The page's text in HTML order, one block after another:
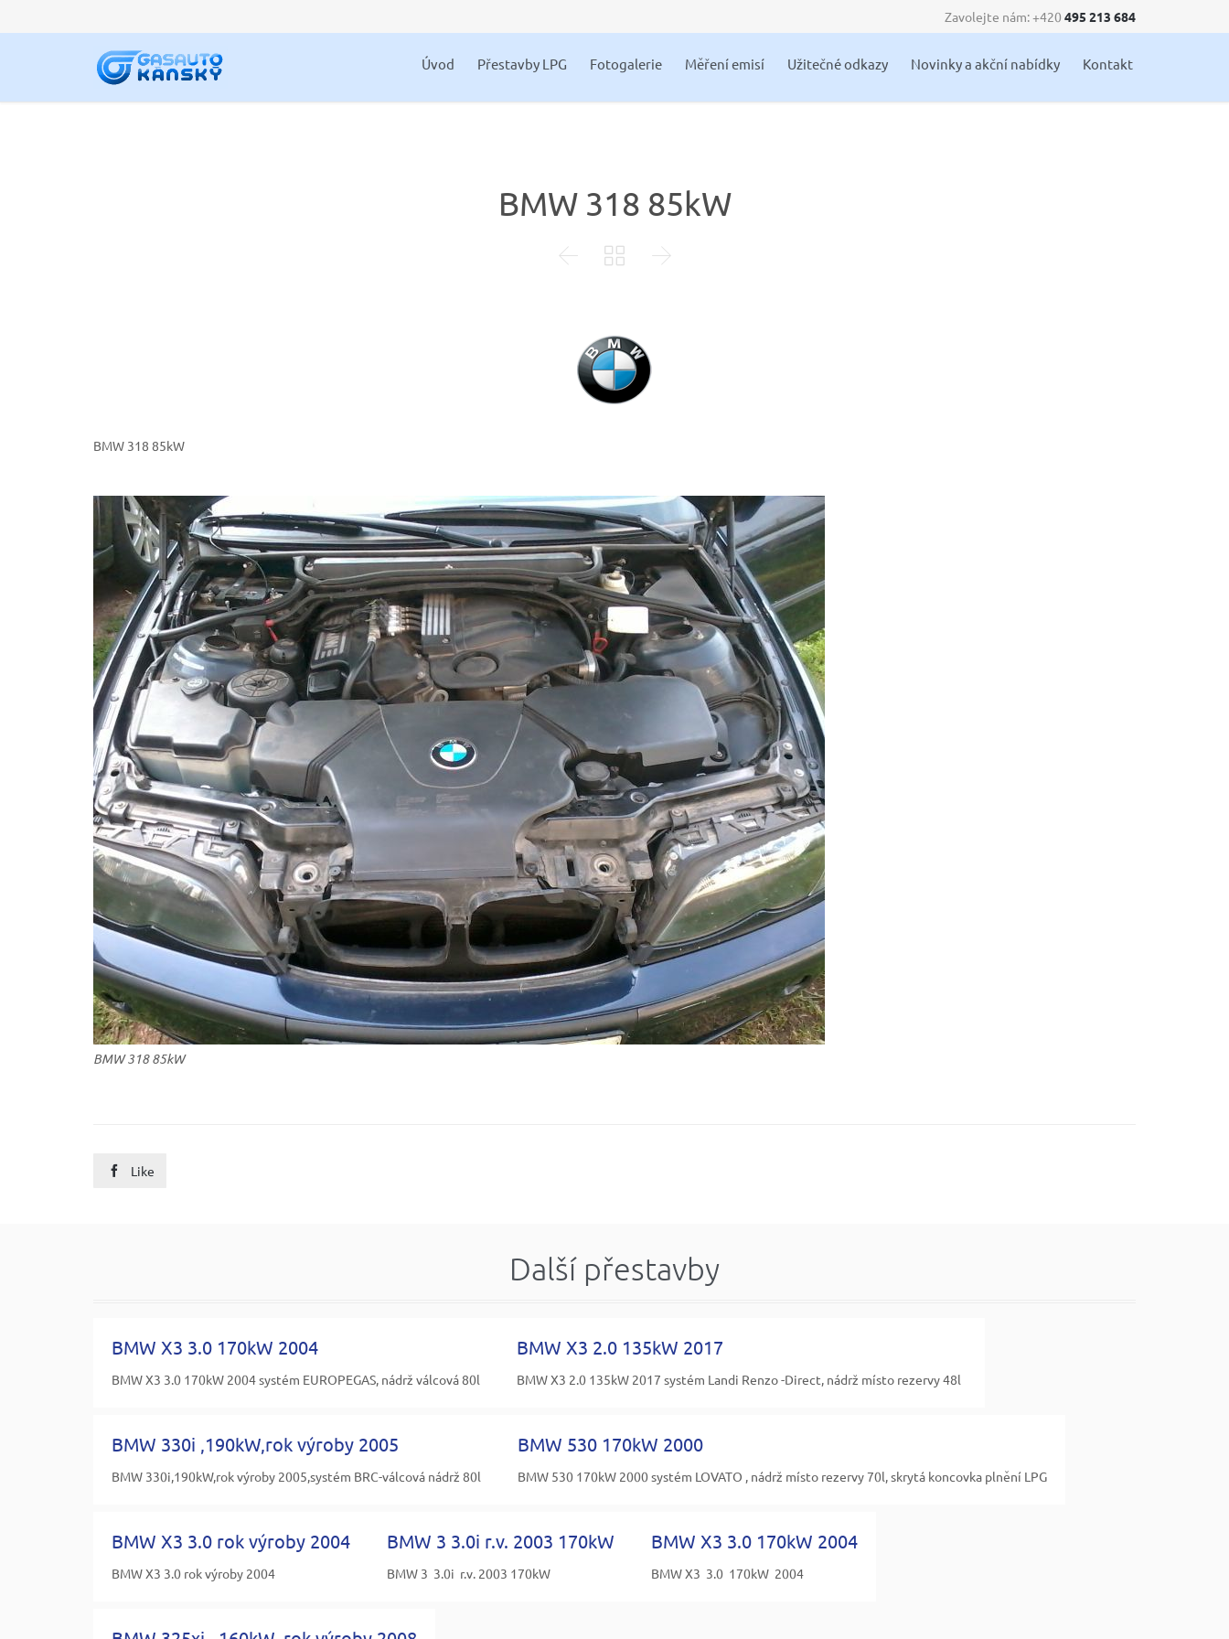
Zavolejte nám: +420 495 213 684
content
Úvod Přestavby LPG Fotogalerie Měření emisí Užitečné odkazy Novinky a akční nabídky Kontakt
BMW 318 85kW
  
BMW 318 85kW
BMW 318 85kW
 Like
Další přestavby
BMW X3 3.0 170kW 2004
BMW X3 3.0 170kW 2004 systém EUROPEGAS, nádrž válcová 80l
BMW X3 2.0 135kW 2017
BMW X3 2.0 135kW 2017 systém Landi Renzo -Direct, nádrž místo rezervy 48l
BMW 330i ,190kW,rok výroby 2005
BMW 330i,190kW,rok výroby 2005,systém BRC-válcová nádrž 80l
BMW 530 170kW 2000
BMW 530 170kW 2000 systém LOVATO , nádrž místo rezervy 70l, skrytá koncovka plnění LPG
BMW X3 3.0 rok výroby 2004
BMW X3 3.0 rok výroby 2004
BMW 3 3.0i r.v. 2003 170kW
BMW 3 3.0i r.v. 2003 170kW
BMW X3 3.0 170kW 2004
BMW X3 3.0 170kW 2004